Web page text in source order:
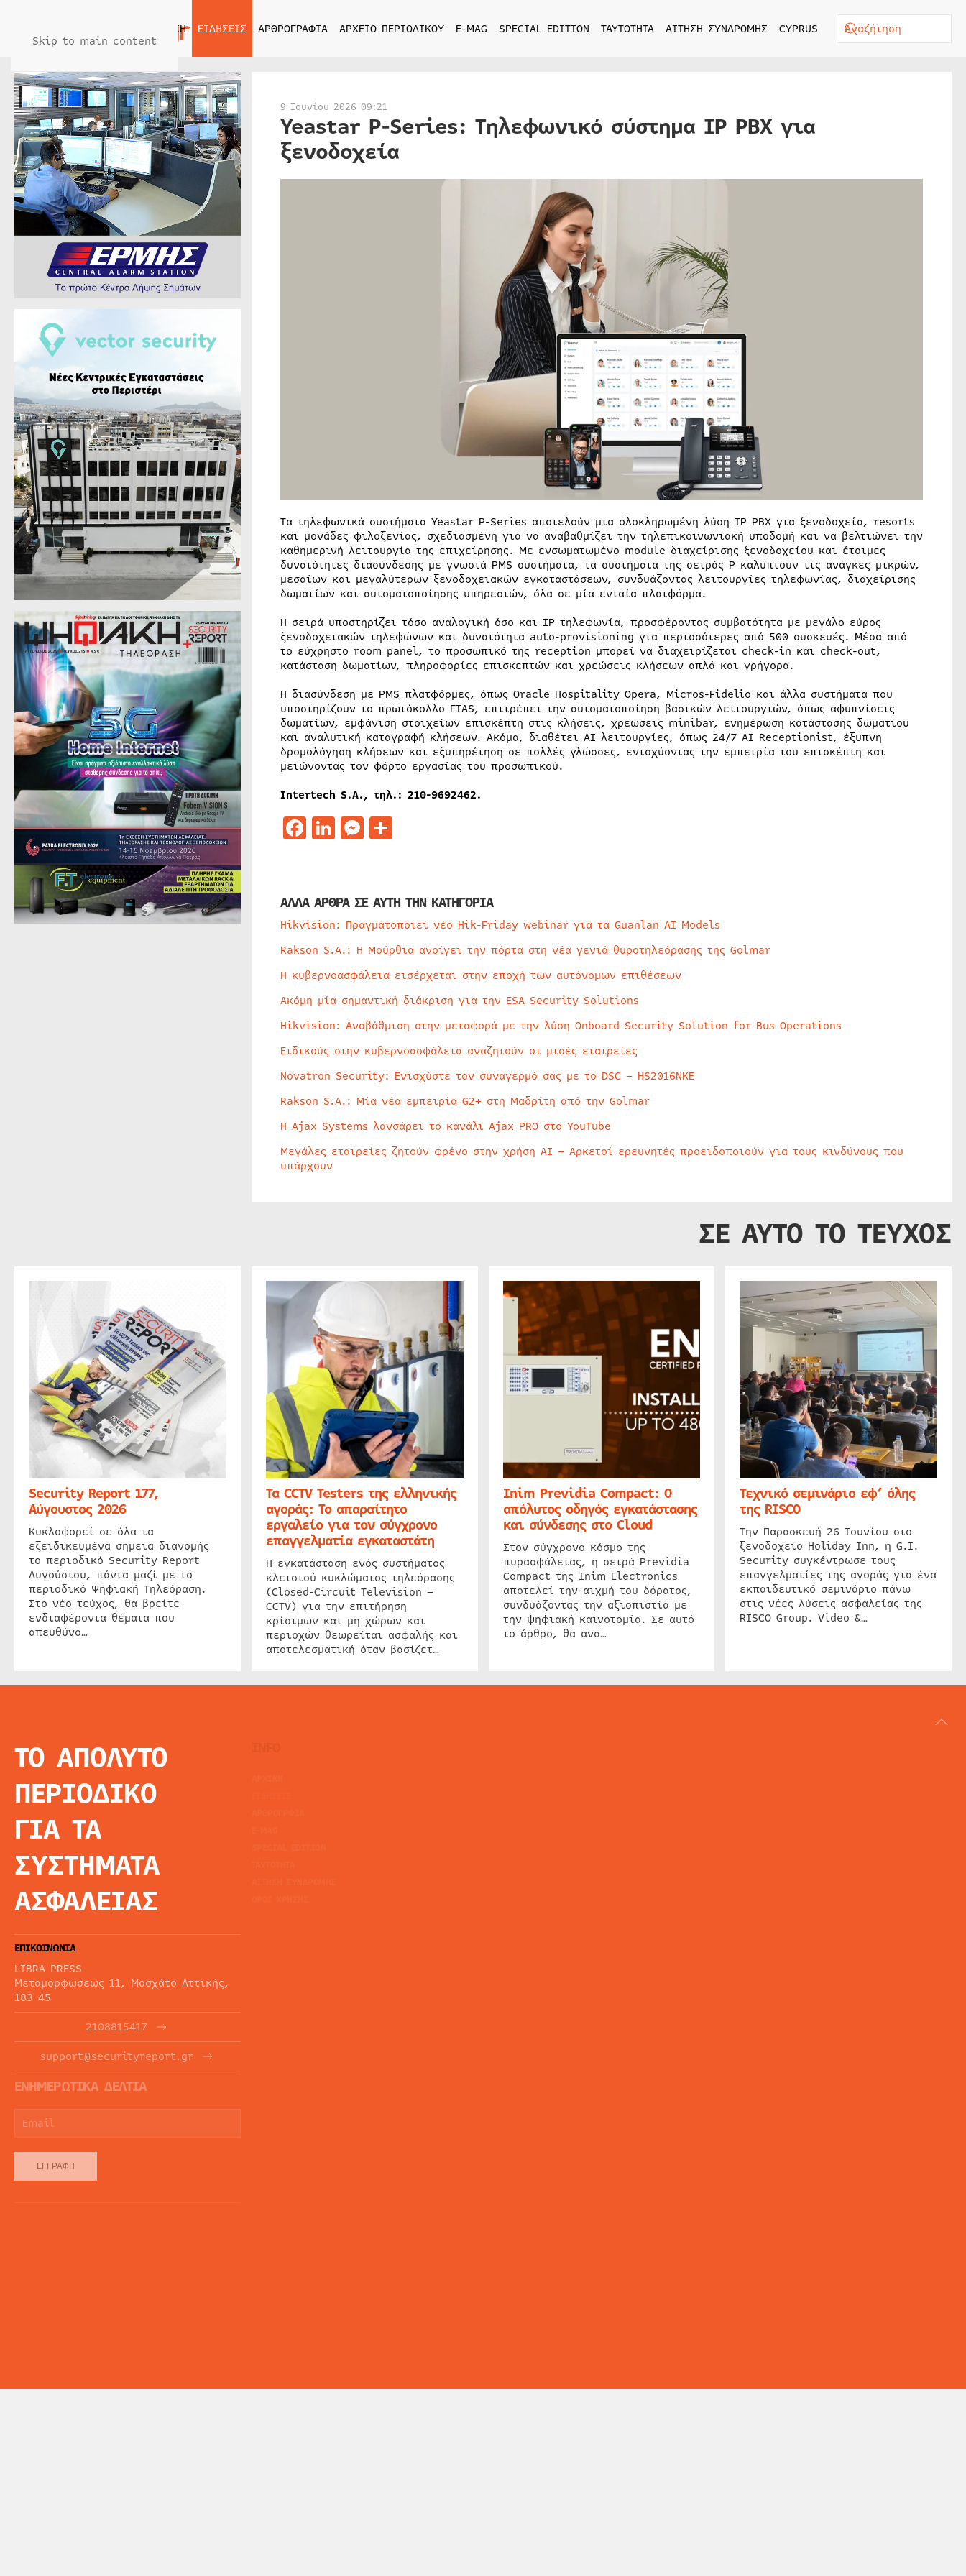
Skip to main content
ΑΡΧΙΚΗ ΕΙΔΗΣΕΙΣ ΑΡΘΡΟΓΡΑΦΙΑ ΑΡΧΕΙΟ ΠΕΡΙΟΔΙΚΟΥ E-MAG SPECIAL EDITION ΤΑΥΤΟΤΗΤΑ ΑΙΤΗΣΗ ΣΥΝΔΡΟΜΗΣ CYPRUS
9 Ιουνίου 2026 09:21
Yeastar P-Series: Τηλεφωνικό σύστημα IP PBX για
ξενοδοχεία
Τα τηλεφωνικά συστήματα Yeastar P-Series αποτελούν μια ολοκληρωμένη λύση IP PBX για ξενοδοχεία, resorts
και μονάδες φιλοξενίας, σχεδιασμένη για να αναβαθμίζει την τηλεπικοινωνιακή υποδομή και να βελτιώνει την
καθημερινή λειτουργία της επιχείρησης. Με ενσωματωμένο module διαχείρισης ξενοδοχείου και έτοιμες
δυνατότητες διασύνδεσης με γνωστά PMS συστήματα, τα συστήματα της σειράς P καλύπτουν τις ανάγκες μικρών,
μεσαίων και μεγαλύτερων ξενοδοχειακών εγκαταστάσεων, συνδυάζοντας λειτουργίες τηλεφωνίας, διαχείρισης
δωματίων και αυτοματοποίησης υπηρεσιών, όλα σε μία ενιαία πλατφόρμα.
Η σειρά υποστηρίζει τόσο αναλογική όσο και IP τηλεφωνία, προσφέροντας συμβατότητα με μεγάλο εύρος
ξενοδοχειακών τηλεφώνων και δυνατότητα auto-provisioning για περισσότερες από 500 συσκευές. Μέσα από
το εύχρηστο room panel, το προσωπικό της reception μπορεί να διαχειρίζεται check-in και check-out,
κατάσταση δωματίων, πληροφορίες επισκεπτών και χρεώσεις κλήσεων απλά και γρήγορα.
Η διασύνδεση με PMS πλατφόρμες, όπως Oracle Hospitality Opera, Micros-Fidelio και άλλα συστήματα που
υποστηρίζουν το πρωτόκολλο FIAS, επιτρέπει την αυτοματοποίηση βασικών λειτουργιών, όπως αφυπνίσεις
δωματίων, εμφάνιση στοιχείων επισκέπτη στις κλήσεις, χρεώσεις minibar, ενημέρωση κατάστασης δωματίου
και αναλυτική καταγραφή κλήσεων. Ακόμα, διαθέτει AI λειτουργίες, όπως 24/7 AI Receptionist, έξυπνη
δρομολόγηση κλήσεων και εξυπηρέτηση σε πολλές γλώσσες, ενισχύοντας την εμπειρία του επισκέπτη και
μειώνοντας τον φόρτο εργασίας του προσωπικού.
Intertech S.A., τηλ.: 210-9692462.
Facebook
LinkedIn
Messenger
Μοιραστείτε
ΑΛΛΑ ΑΡΘΡΑ ΣΕ ΑΥΤΗ ΤΗΝ ΚΑΤΗΓΟΡΙΑ
Hikvision: Πραγματοποιεί νέο Hik-Friday webinar για τα Guanlan AI Models
Rakson S.A.: Η Μούρθια ανοίγει την πόρτα στη νέα γενιά θυροτηλεόρασης της Golmar
Η κυβερνοασφάλεια εισέρχεται στην εποχή των αυτόνομων επιθέσεων
Ακόμη μία σημαντική διάκριση για την ESA Security Solutions
Hikvision: Αναβάθμιση στην μεταφορά με την λύση Onboard Security Solution for Bus Operations
Ειδικούς στην κυβερνοασφάλεια αναζητούν οι μισές εταιρείες
Novatron Security: Ενισχύστε τον συναγερμό σας με το DSC – HS2016NKE
Rakson S.A.: Μία νέα εμπειρία G2+ στη Μαδρίτη από την Golmar
Η Ajax Systems λανσάρει το κανάλι Ajax PRO στο YouTube
Μεγάλες εταιρείες ζητούν φρένο στην χρήση AI – Αρκετοί ερευνητές προειδοποιούν για τους κινδύνους που
υπάρχουν
ΣΕ ΑΥΤΟ ΤΟ ΤΕΥΧΟΣ
Security Report 177,
Αύγουστος 2026
Κυκλοφορεί σε όλα τα
εξειδικευμένα σημεία διανομής
το περιοδικό Security Report
Αυγούστου, πάντα μαζί με το
περιοδικό Ψηφιακή Τηλεόραση.
Στο νέο τεύχος, θα βρείτε
ενδιαφέροντα θέματα που
απευθύνο…
Τα CCTV Testers της ελληνικής
αγοράς: Το απαραίτητο
εργαλείο για τον σύγχρονο
επαγγελματία εγκαταστάτη
Η εγκατάσταση ενός συστήματος
κλειστού κυκλώματος τηλεόρασης
(Closed-Circuit Television –
CCTV) για την επιτήρηση
κρίσιμων και μη χώρων και
περιοχών θεωρείται ασφαλής και
αποτελεσματική όταν βασίζετ…
Inim Previdia Compact: Ο
απόλυτος οδηγός εγκατάστασης
και σύνδεσης στο Cloud
Στον σύγχρονο κόσμο της
πυρασφάλειας, η σειρά Previdia
Compact της Inim Electronics
αποτελεί την αιχμή του δόρατος,
συνδυάζοντας την αξιοπιστία με
την ψηφιακή καινοτομία. Σε αυτό
το άρθρο, θα ανα…
Τεχνικό σεμινάριο εφ’ όλης
της RISCO
Την Παρασκευή 26 Ιουνίου στο
ξενοδοχείο Holiday Inn, η G.I.
Security συγκέντρωσε τους
επαγγελματίες της αγοράς για ένα
εκπαιδευτικό σεμινάριο πάνω
στις νέες λύσεις ασφαλείας της
RISCO Group. Video &…
ΤΟ ΑΠΟΛΥΤΟ
ΠΕΡΙΟΔΙΚΟ
ΓΙΑ ΤΑ
ΣΥΣΤΗΜΑΤΑ
ΑΣΦΑΛΕΙΑΣ
ΕΠΙΚΟΙΝΩΝΙΑ
LIBRA PRESS
Μεταμορφώσεως 11, Μοσχάτο Αττικής,
183 45
2108815417
support@securityreport.gr
ΕΝΗΜΕΡΩΤΙΚΑ ΔΕΛΤΙΑ
ΕΓΓΡΑΦΉ